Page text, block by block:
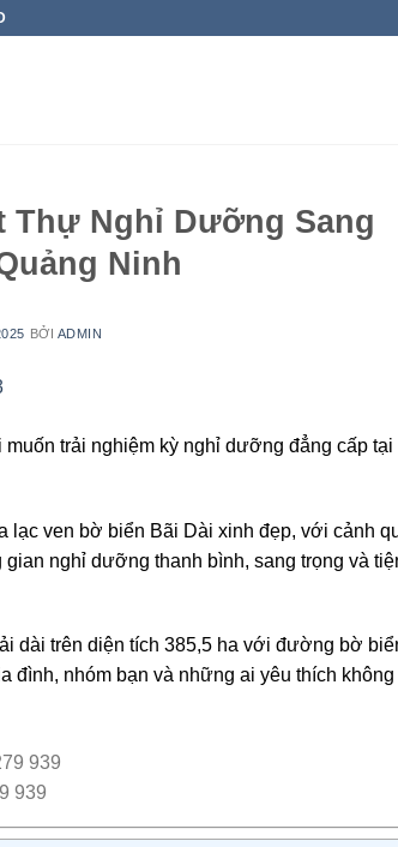
Thự Nghỉ Dưỡng Sang
Ninh
BỞI ADMIN
trải nghiệm kỳ nghỉ dưỡng đẳng cấp tại
lạc ven bờ biển Bãi Dài xinh đẹp, với cảnh
nghỉ dưỡng thanh bình, sang trọng và
dài trên diện tích 385,5 ha với đường bờ
đình, nhóm bạn và những ai yêu thích không
939